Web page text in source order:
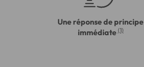
Une réponse de principe
immédiate (1)